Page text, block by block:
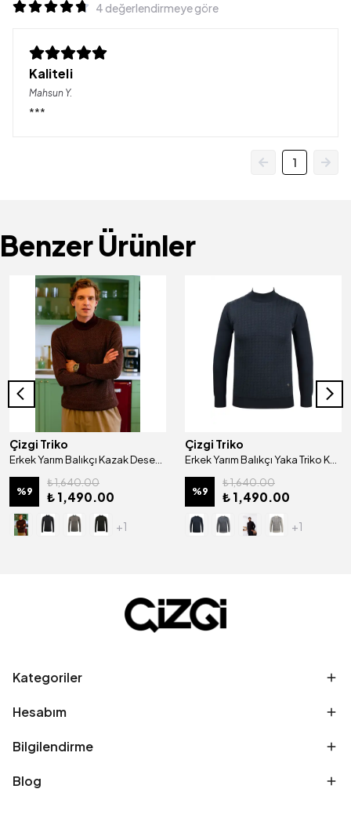
4 değerlendirmeye göre
Kaliteli
Mahsun Y.
***
1
Benzer Ürünler
Çizgi Triko
Erkek Yarım Balıkçı Kazak Desenli Çelik Örgü Regular Kalıp - 5206B
%9
₺ 1,640.00
₺ 1,490.00
+1
Çizgi Triko
Erkek Yarım Balıkçı Yaka Triko Kazak Desenli Kol Ve Bel Lastikli Çelik Örgü Klasik Kalıp - 5002B
%9
₺ 1,640.00
₺ 1,490.00
+1
Kategoriler
Hesabım
Bilgilendirme
Blog